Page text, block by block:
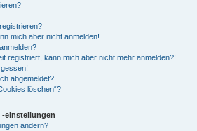
mich aber nicht anmelden!
registriert, kann mich aber nicht mehr anmelden?!
abgemeldet?
löschen“?
-einstellungen
ändern?